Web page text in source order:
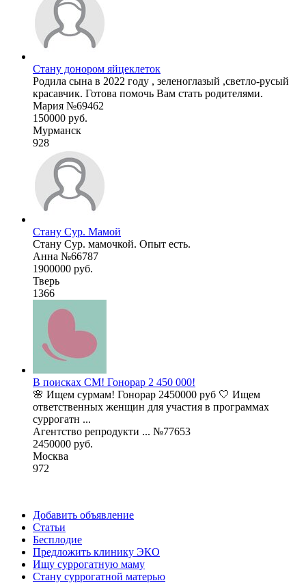
Стану донором яйцеклеток
Родила сына в 2022 году , зеленоглазый ,светло-русый
красавчик. Готова помочь Вам стать родителями.
Мария №69462
150000 руб.
Мурманск
928
Стану Сур. Мамой
Стану Сур. мамочкой. Опыт есть.
Анна №66787
1900000 руб.
Тверь
1366
В поисках СМ! Гонорар 2 450 000!
🌸 Ищем сурмам! Гонорар 2450000 руб 🤍 Ищем
ответственных женщин для участия в программах
суррогатн ...
Агентство репродукти ... №77653
2450000 руб.
Москва
972
Добавить объявление
Статьи
Бесплодие
Предложить клинику ЭКО
Ищу суррогатную маму
Стану суррогатной матерью